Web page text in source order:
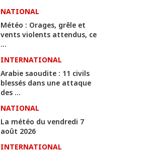
NATIONAL
Météo : Orages, grêle et
vents violents attendus, ce
...
INTERNATIONAL
Arabie saoudite : 11 civils
blessés dans une attaque
des ...
NATIONAL
La météo du vendredi 7
août 2026
INTERNATIONAL